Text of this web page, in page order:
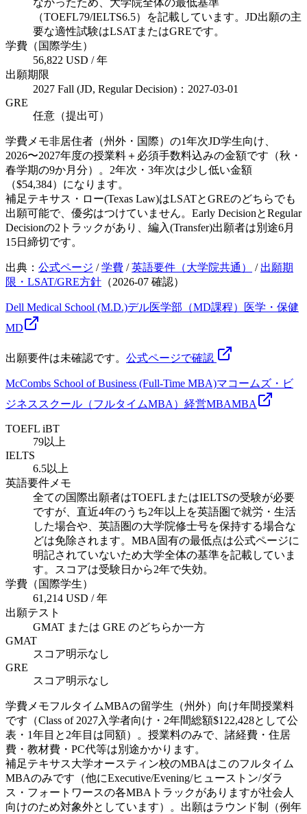
（TOEFL79/IELTS6.5）を記載しています。JD出願の主
要な適性試験はLSATまたはGREです。
学費（国際学生）
56,822 USD / 年
出願期限
2027 Fall (JD, Regular Decision)：2027-03-01
GRE
任意（提出可）
学費メモ非居住者（州外・国際）の1年次JD学生向け、
2026〜2027年度の授業料＋必須手数料込みの金額です（秋・
春学期の9か月分）。2年次・3年次は少し低い金額
（$54,384）になります。
補足テキサス・ロー(Texas Law)はLSATとGREのどちらでも
出願可能で、優劣はつけていません。Early DecisionとRegular
Decisionの2トラックがあり、編入(Transfer)出願者は別途6月
15日締切です。
出典： 公式ページ /学費 /英語要件（大学院共通） / 出願期
限・LSAT/GRE方針 （2026-07 確認）
Dell Medical School (M.D.)デル医学部（MD課程）
医学・保健
MD
出願要件は未確認です。 公式ページで確認
McCombs School of Business (Full-Time MBA)マコームズ・ビ
ジネススクール（フルタイムMBA） 経営MBAMBA
TOEFL iBT
79以上
IELTS
6.5以上
英語要件メモ
全ての国際出願者はTOEFLまたはIELTSの受験が必要
ですが、直近4年のうち2年以上を英語圏で就労・生活
した場合や、英語圏の大学院修士号を保持する場合な
どは免除されます。MBA固有の最低点は公式ページに
明記されていないため大学全体の基準を記載していま
す。スコアは受験日から2年で失効。
学費（国際学生）
61,214 USD / 年
出願テスト
GMAT または GRE のどちらか一方
GMAT
スコア明示なし
GRE
スコア明示なし
学費メモフルタイムMBAの留学生（州外）向け年間授業料
です（Class of 2027入学者向け・2年間総額$122,428として公
表・1年目と2年目は同額）。授業料のみで、諸経費・住居
費・教材費・PC代等は別途かかります。
補足テキサス大学オースティン校のMBAはこのフルタイム
MBAのみです（他にExecutive/Evening/ヒューストン/ダラ
ス・フォートワースの各MBAトラックがありますが社会人
向けのため対象外としています）。出願はラウンド制（例年